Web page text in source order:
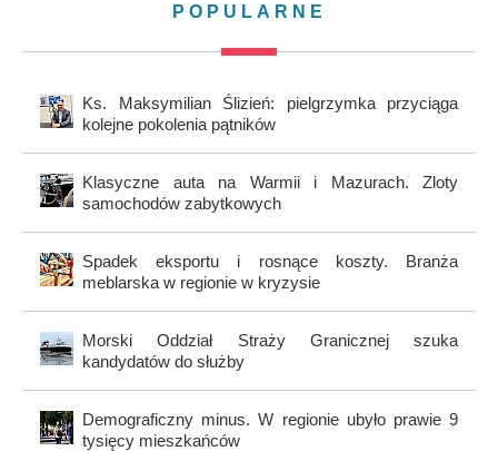
POPULARNE
Ks. Maksymilian Ślizień: pielgrzymka przyciąga
kolejne pokolenia pątników
Klasyczne auta na Warmii i Mazurach. Zloty
samochodów zabytkowych
Spadek eksportu i rosnące koszty. Branża
meblarska w regionie w kryzysie
Morski Oddział Straży Granicznej szuka
kandydatów do służby
Demograficzny minus. W regionie ubyło prawie 9
tysięcy mieszkańców